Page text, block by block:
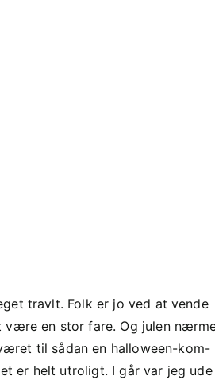
travlt. Folk er jo ved at vende
være en stor fare. Og julen
til sådan en halloween-kom-
er helt utroligt. I går var jeg ude